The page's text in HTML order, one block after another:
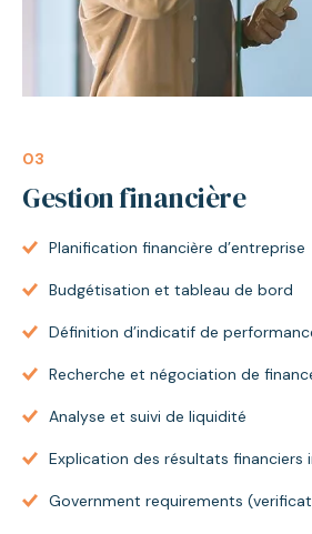
03
Gestion financière
Planification financière d’entreprise
Budgétisation et tableau de bord
Définition d’indicatif de
Recherche et négociation de
Analyse et suivi de liquidité
Explication des résultats financiers
Government requirements